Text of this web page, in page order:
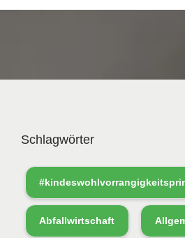
Schlagwörter
Abfallwirtschaft